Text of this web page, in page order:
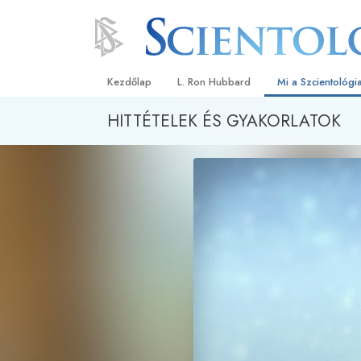
Kezdőlap L. Ron Hubbard Mi a
Hittételek és
A Szcientológia
a Szcientológiáról?
Ismerjen meg
HITTÉTELEK ÉS GYAKORLATOK